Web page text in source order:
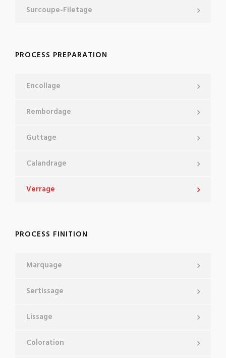
Surcoupe-Filetage
PROCESS PREPARATION
Encollage
Rembordage
Guttage
Calandrage
Verrage
PROCESS FINITION
Marquage
Sertissage
Lissage
Coloration